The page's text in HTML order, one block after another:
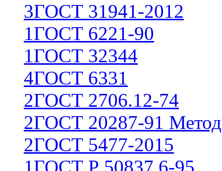
3ГОСТ 31941-2012
1ГОСТ 6221-90
1ГОСТ 32344
4ГОСТ 6331
2ГОСТ 2706.12-74
2ГОСТ 20287-91
2ГОСТ 5477-2015